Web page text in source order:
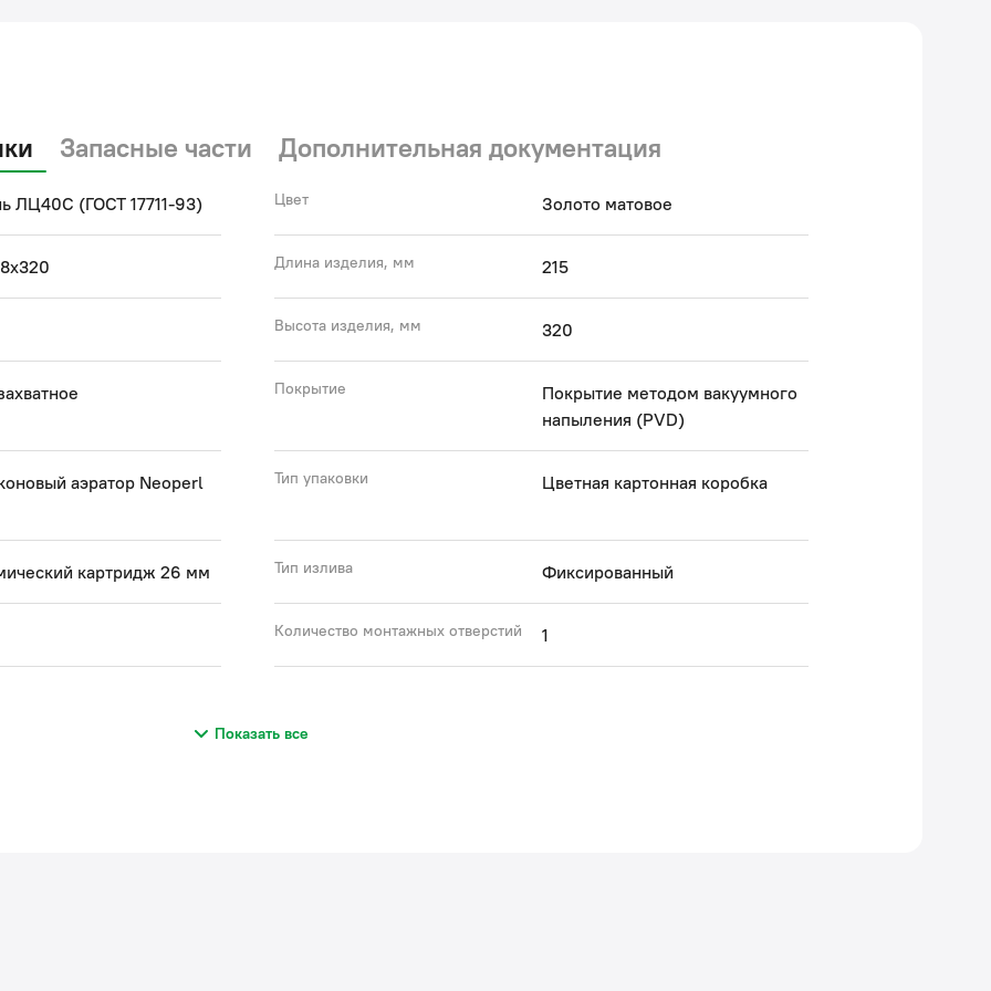
Запасные части Дополнительная документация
ЛЦ40C (ГОСТ 17711-93) Цвет Золото матовое
Длина изделия, мм 215
Высота изделия, мм 320
Покрытие
Покрытие методом вакуумного
напыления (PVD)
аэратор Neoperl Тип упаковки Цветная картонная коробка
картридж 26 мм Тип излива Фиксированный
Количество монтажных отверстий 1
Показать все